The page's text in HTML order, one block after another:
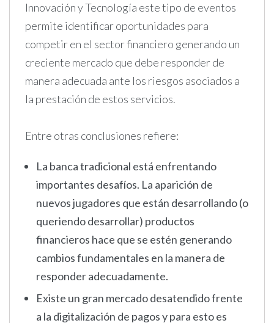
Innovación y Tecnología este tipo de eventos
permite identificar oportunidades para
competir en el sector financiero generando un
creciente mercado que debe responder de
manera adecuada ante los riesgos asociados a
la prestación de estos servicios.
Entre otras conclusiones refiere:
La banca tradicional está enfrentando
importantes desafíos. La aparición de
nuevos jugadores que están desarrollando (o
queriendo desarrollar) productos
financieros hace que se estén generando
cambios fundamentales en la manera de
responder adecuadamente.
Existe un gran mercado desatendido frente
a la digitalización de pagos y para esto es